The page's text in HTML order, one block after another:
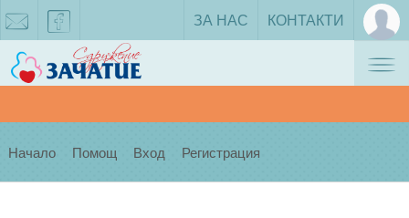
facebook
ЗА НАС КОНТАКТИ
Начало Помощ Вход Регистрация